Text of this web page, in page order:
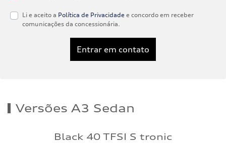
Li e aceito a Política de Privacidade e concordo em receber
comunicações da concessionária.
Entrar em contato
Versões A3 Sedan
Black 40 TFSI S tronic